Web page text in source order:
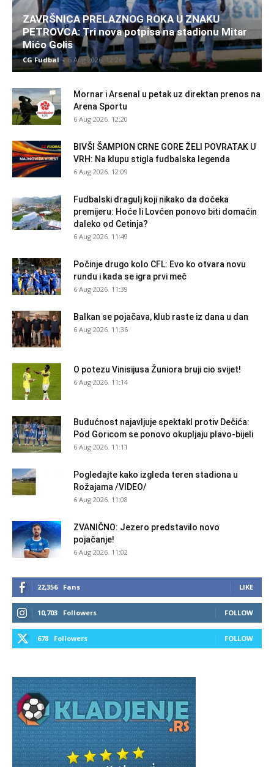
ZAVRŠNICA PRELAZNOG ROKA U ZNAKU
PETROVCA: Tri nova potpisa na stadionu Mitar
Mićo Goliš
CG Fudbal - 6 Aug 2026. 12:26
Mornar i Arsenal u petak uz direktan prenos na
Arena Sportu
6 Aug 2026. 12:20
BIVŠI ŠAMPION CRNE GORE ŽELI POVRATAK U
VRH: Na klupu stigla fudbalska legenda
6 Aug 2026. 12:09
Fudbalski dragulj koji nikako da dočeka
premijeru: Hoće li Lovćen ponovo biti domaćin
daleko od Cetinja?
6 Aug 2026. 11:49
Počinje drugo kolo CFL: Evo ko otvara novu
rundu i kada se igra prvi meč
6 Aug 2026. 11:39
Balkan se pojačava, klub raste iz dana u dan
6 Aug 2026. 11:36
O potezu Vinisijusa Žuniora bruji cio svijet!
6 Aug 2026. 11:14
Budućnost najavljuje spektakl protiv Dečića:
Pod Goricom se ponovo okupljaju plavo-bijeli
6 Aug 2026. 11:11
Pogledajte kako izgleda teren stadiona u
Rožajama /VIDEO/
6 Aug 2026. 11:08
ZVANIČNO: Jezero predstavilo novo
pojačanje!
6 Aug 2026. 11:02
22,356 Fans LIKE
10,703 Followers FOLLOW
678 Followers FOLLOW